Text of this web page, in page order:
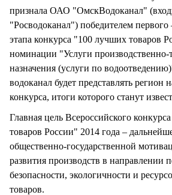
признала ОАО "ОмскВодоканал"
"Росводоканал") победителем первого
этапа конкурса "100 лучших товаров
номинации "Услуги производственно-
назначения (услуги по
водоканал будет представлять регион
конкурса, итоги которого станут
Главная цель Всероссийского
товаров России" 2014 года –
общественно-государственной
развития производств в направлении
безопасности, экологичности и
товаров.